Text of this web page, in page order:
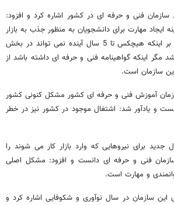
فنی و حرفه ای در کشور اشاره کرد و افزود:
مهارت برای دانشجویان به منظور جذب به بازار
کار و مصوبه مجلس مبنی بر اینکه هیچکس تا 5 سال آینده نمی تواند در بخش
مگر اینکه گواهینامه فنی و حرفه ای داشته باشد از
سازمان است.
آموزش فنی و حرفه ای کشور مشکل کنونی کشور
و یادآور شد: اشتغال موجود در کشور نیز در خطر
جدید برای نیروهایی که وارد بازار کار می شوند را
فنی و حرفه ای دانست و افزود: مشکل اصلی
و مهارت است.
این سازمان در سال نوآوری و شکوفایی اشاره کرد و